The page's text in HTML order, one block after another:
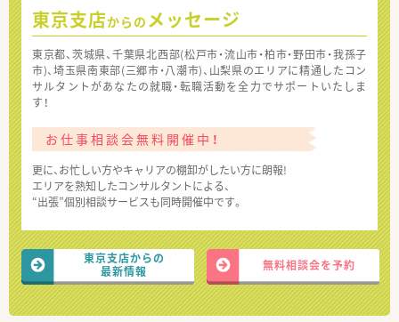
東京支店からの メッセージ
東京都、茨城県、千葉県北西部(松戸市・流山市・柏市・野田市・我孫子
市)、埼玉県南東部(三郷市・八潮市)、山梨県のエリアに精通したコン
サルタントがあなたの就職・転職活動を全力でサポートいたしま
す！
お仕事相談会無料開催中！
更に、お忙しい方やキャリアの棚卸がしたい方に朗報!
エリアを熟知したコンサルタントによる、
“出張”個別相談サービスも同時開催中です。
東京支店からの
最新情報
無料相談会を予約